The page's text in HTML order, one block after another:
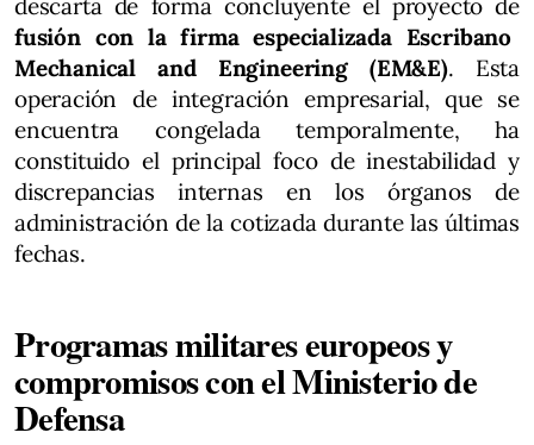
descarta de forma concluyente el proyecto de
fusión con la firma especializada Escribano
Mechanical and Engineering (EM&E). Esta
operación de integración empresarial, que se
encuentra congelada temporalmente, ha
constituido el principal foco de inestabilidad y
discrepancias internas en los órganos de
administración de la cotizada durante las últimas
fechas.
Programas militares europeos y
compromisos con el Ministerio de
Defensa